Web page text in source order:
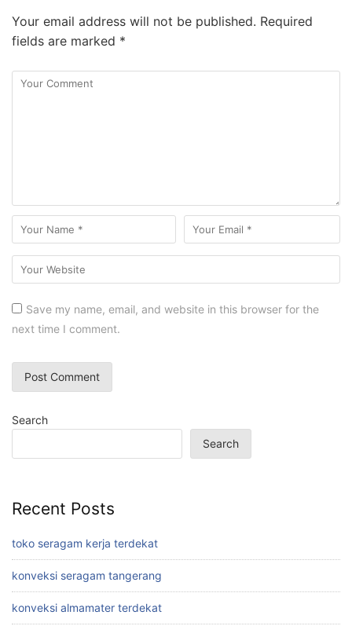
Your email address will not be published. Required
fields are marked *
Save my name, email, and website in this browser for the
next time I comment.
Search
Search
Recent Posts
toko seragam kerja terdekat
konveksi seragam tangerang
konveksi almamater terdekat